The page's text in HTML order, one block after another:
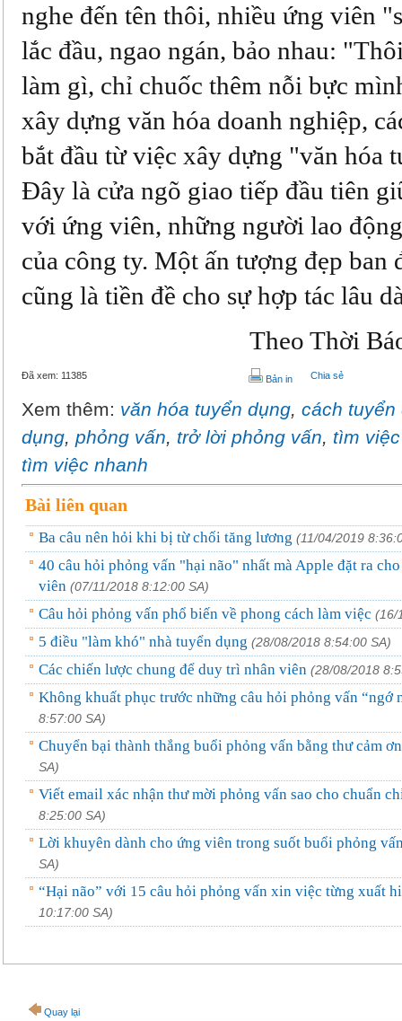
nghe đến tên thôi, nhiều ứng viên
lắc đầu, ngao ngán, bảo nhau:
làm gì, chỉ chuốc thêm nỗi bực
xây dựng văn hóa doanh nghiệp,
bắt đầu từ việc xây dựng "văn hóa
Đây là cửa ngõ giao tiếp đầu tiên
với ứng viên, những người lao
của công ty. Một ấn tượng đẹp ban
cũng là tiền đề cho sự hợp tác lâu
Theo Thời
Đã xem: 11385 Bản in Chia sẻ
Xem thêm: văn hóa tuyển dụng, cách tuyển
dụng, phỏng vấn, trở lời phỏng vấn, tìm
tìm việc nhanh
Bài liên quan
Ba câu nên hỏi khi bị từ chối tăng lương (11/04/2019
40 câu hỏi phỏng vấn "hại não" nhất mà Apple đặt ra
viên (07/11/2018 8:12:00 SA)
Câu hỏi phỏng vấn phổ biến về phong cách làm việc (16/
5 điều "làm khó" nhà tuyển dụng (28/08/2018 8:54:00 SA)
Các chiến lược chung để duy trì nhân viên (28/08/2018
Không khuất phục trước những câu hỏi phỏng vấn “ngớ
8:57:00 SA)
Chuyển bại thành thắng buổi phỏng vấn bằng thư cảm ơn
SA)
Viết email xác nhận thư mời phỏng vấn sao cho chuẩn
8:25:00 SA)
Lời khuyên dành cho ứng viên trong suốt buổi phỏng
SA)
“Hại não” với 15 câu hỏi phỏng vấn xin việc từng xuất
10:17:00 SA)
Quay lại